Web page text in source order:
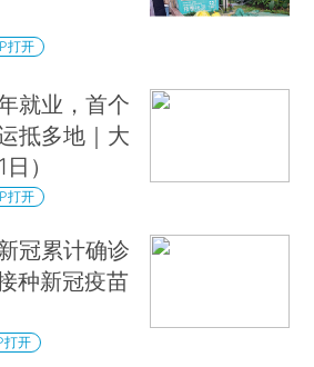
打开
就业，首个
抵多地｜大
）
打开
冠累计确诊
种新冠疫苗
打开